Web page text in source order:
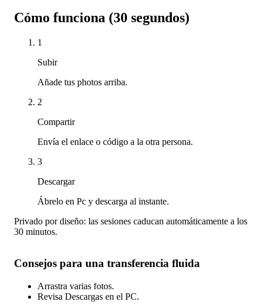
Cómo funciona (30 segundos)
1
Subir
Añade tus photos arriba.
2
Compartir
Envía el enlace o código a la otra persona.
3
Descargar
Ábrelo en Pc y descarga al instante.
Privado por diseño: las sesiones caducan automáticamente a los
30 minutos.
Consejos para una transferencia fluida
Arrastra varias fotos.
Revisa Descargas en el PC.